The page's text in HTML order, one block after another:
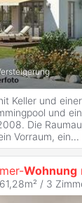
Keller und
und
Die
Vorraum, ein...
Wohnung
/ 3